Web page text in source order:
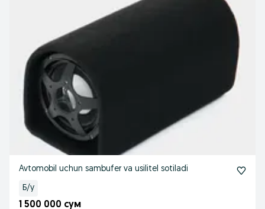
Avtomobil uchun sambufer va usilitel sotiladi
Б/у
1 500 000 сум